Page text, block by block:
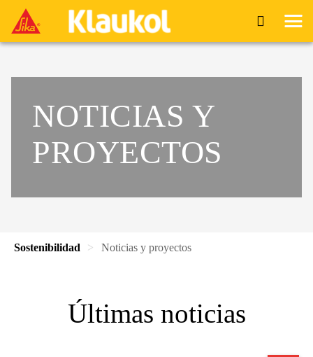
NOTICIAS Y
PROYECTOS
Sostenibilidad Noticias y proyectos
Últimas noticias